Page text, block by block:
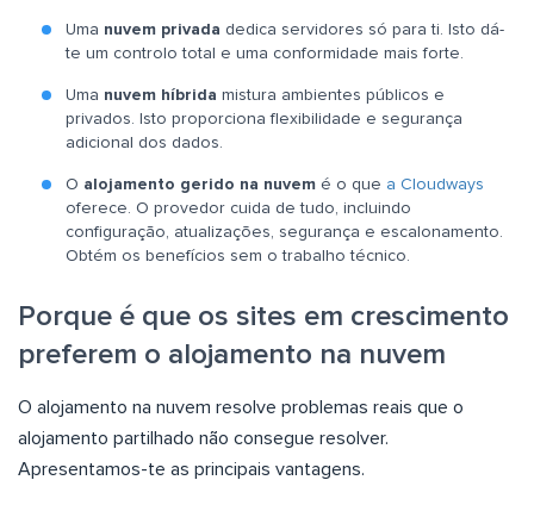
Uma nuvem privada dedica servidores só para ti. Isto dá-
te um controlo total e uma conformidade mais forte.
Uma nuvem híbrida mistura ambientes públicos e
privados. Isto proporciona flexibilidade e segurança
adicional dos dados.
O alojamento gerido na nuvem é o que a Cloudways
oferece. O provedor cuida de tudo, incluindo
configuração, atualizações, segurança e escalonamento.
Obtém os benefícios sem o trabalho técnico.
Porque é que os sites em crescimento
preferem o alojamento na nuvem
O alojamento na nuvem resolve problemas reais que o
alojamento partilhado não consegue resolver.
Apresentamos-te as principais vantagens.